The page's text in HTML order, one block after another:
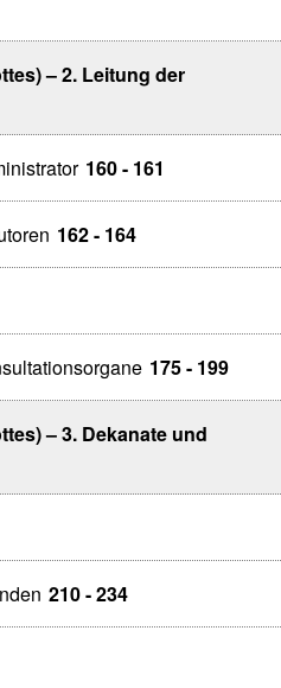
– 2. Leitung der
160 - 161
162 - 164
175 - 199
– 3. Dekanate und
210 - 234